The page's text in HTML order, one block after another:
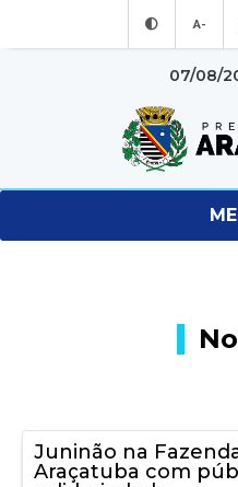
A-
07/08/
Juninão na
Araçatuba com